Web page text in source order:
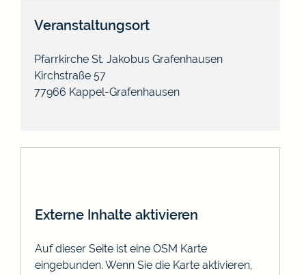
Veranstaltungsort
Pfarrkirche St. Jakobus Grafenhausen
Kirchstraße 57
77966 Kappel-Grafenhausen
Externe Inhalte aktivieren
Auf dieser Seite ist eine OSM Karte
eingebunden. Wenn Sie die Karte aktivieren,